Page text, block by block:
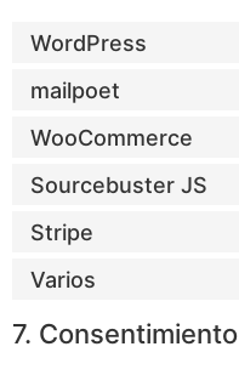
WordPress
mailpoet
WooCommerce
Sourcebuster JS
Stripe
Varios
7. Consentimiento